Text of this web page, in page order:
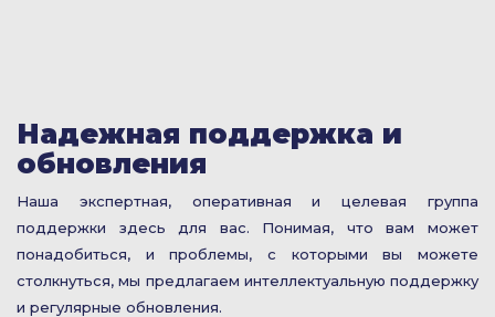
Надежная поддержка и
обновления
Наша экспертная, оперативная и целевая группа
поддержки здесь для вас. Понимая, что вам может
понадобиться, и проблемы, с которыми вы можете
столкнуться, мы предлагаем интеллектуальную поддержку
и регулярные обновления.